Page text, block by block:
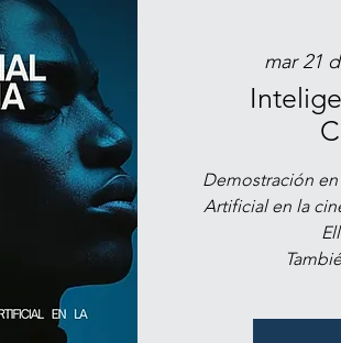
mar 21
Demostración
Artificial en la